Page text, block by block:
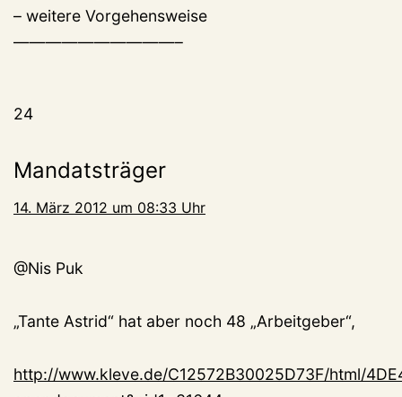
– weitere Vorgehensweise
——————————–
24
Mandatsträger
14. März 2012 um 08:33 Uhr
@Nis Puk
„Tante Astrid“ hat aber noch 48 „Arbeitgeber“,
http://www.kleve.de/C12572B30025D73F/html/